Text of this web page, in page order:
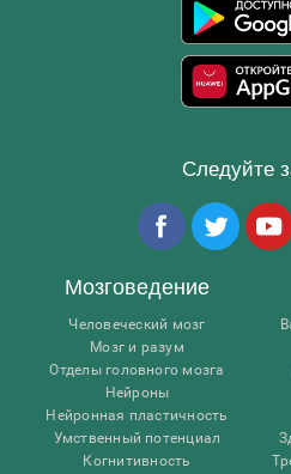
Следуйте
Мозговедение
Человеческий мозг
Мозг и разум
Отделы головного мозга
Нейроны
Нейронная пластичность
Умственный потенциал
Когнитивность